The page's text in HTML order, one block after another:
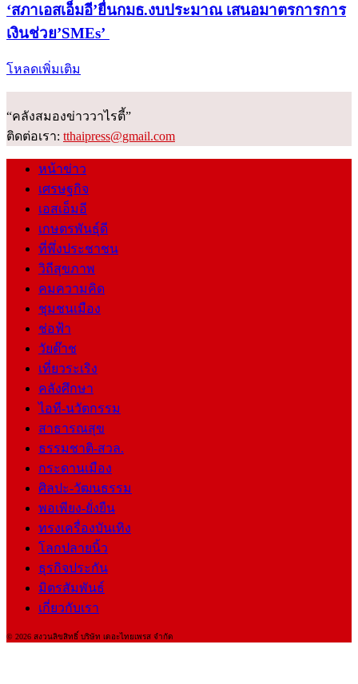
‘สภาเอสเอ็มอี’ยื่นกมธ.งบประมาณ เสนอมาตรการการ
เงินช่วย’SMEs’
โหลดเพิ่มเติม
“คลังสมองข่าววาไรตี้”
ติดต่อเรา: tthaipress@gmail.com
หน้าข่าว
เศรษฐกิจ
เอสเอ็มอี
เกษตรพันธุ์ดี
ที่พึ่งประชาชน
วิถีสุขภาพ
คมความคิด
ชุมชนเมือง
ช่อฟ้า
วัยต๊าช
เที่ยวระเริง
คลังศึกษา
ไอที-นวัตกรรม
สาธารณสุข
ธรรมชาติ-สวล.
กระดานเมือง
ศิลปะ-วัฒนธรรม
พอเพียง-ยั่งยืน
ทรงเครื่องบันเทิง
โลกปลายนิ้ว
ธุรกิจประกัน
มิตรสัมพันธ์
เกี่ยวกับเรา
© 2026 สงวนลิขสิทธิ์ บริษัท เดอะไทยเพรส จำกัด